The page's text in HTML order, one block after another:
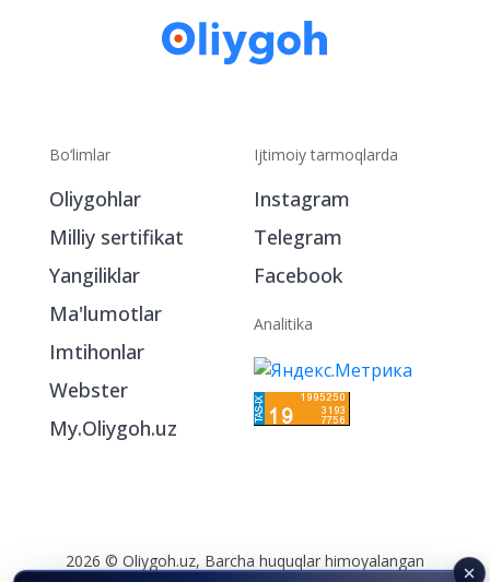
Bo‘limlar
Oliygohlar
Milliy sertifikat
Yangiliklar
Ma'lumotlar
Imtihonlar
Webster
My.Oliygoh.uz
Ijtimoiy tarmoqlarda
Instagram
Telegram
Facebook
Analitika
2026 © Oliygoh.uz, Barcha huquqlar himoyalangan